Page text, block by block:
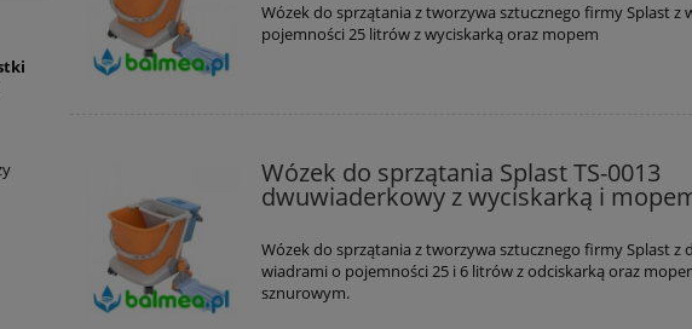
Wózek do sprzątania z tworzywa sztucznego firmy Splast z
pojemności 25 litrów z wyciskarką oraz mopem
Wózek do sprzątania Splast TS-0013
dwuwiaderkowy z wyciskarką i
Wózek do sprzątania z tworzywa sztucznego firmy Splast z
wiadrami o pojemności 25 i 6 litrów z odciskarką oraz
sznurowym.